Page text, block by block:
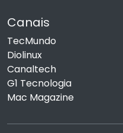
Canais
TecMundo
Diolinux
Canaltech
G1 Tecnologia
Mac Magazine